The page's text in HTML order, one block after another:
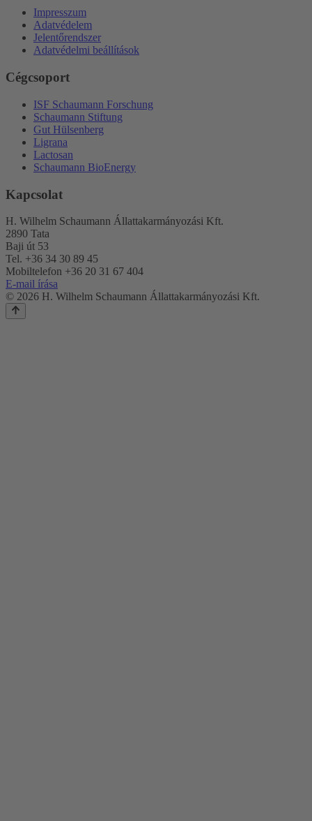
Impresszum
Adatvédelem
Jelentőrendszer
Adatvédelmi beállítások
Cégcsoport
ISF Schaumann Forschung
Schaumann Stiftung
Gut Hülsenberg
Ligrana
Lactosan
Schaumann BioEnergy
Kapcsolat
H. Wilhelm Schaumann Állattakarmányozási Kft.
2890 Tata
Baji út 53
Tel. +36 34 30 89 45
Mobiltelefon +36 20 31 67 404
E-mail írása
© 2026 H. Wilhelm Schaumann Állattakarmányozási Kft.